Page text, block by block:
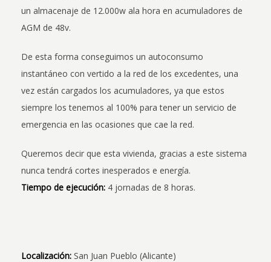
un almacenaje de 12.000w ala hora en acumuladores de
AGM de 48v.
De esta forma conseguimos un autoconsumo
instantáneo con vertido a la red de los excedentes, una
vez están cargados los acumuladores, ya que estos
siempre los tenemos al 100% para tener un servicio de
emergencia en las ocasiones que cae la red.
Queremos decir que esta vivienda, gracias a este sistema
nunca tendrá cortes inesperados e energía.
Tiempo de ejecución: 4 jornadas de 8 horas.
Localización: San Juan Pueblo (Alicante)